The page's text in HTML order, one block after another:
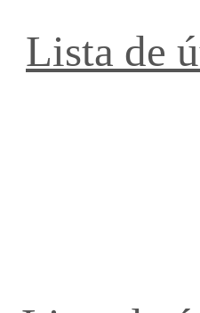
Lista de